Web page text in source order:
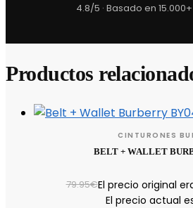
4.8/5 · Basado en
Productos
CINTURONES
BELT + WALLET
79.95€El precio original
El precio actual